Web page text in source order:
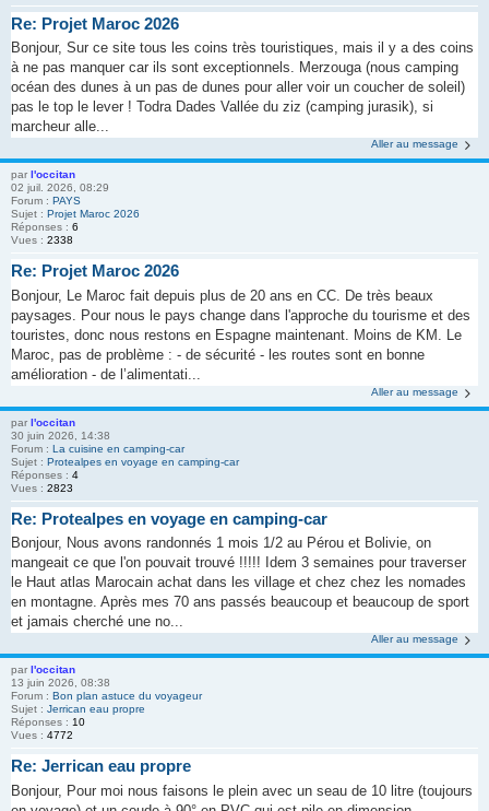
Re: Projet Maroc 2026
Bonjour, Sur ce site tous les coins très touristiques, mais il y a des coins
à ne pas manquer car ils sont exceptionnels. Merzouga (nous camping
océan des dunes à un pas de dunes pour aller voir un coucher de soleil)
pas le top le lever ! Todra Dades Vallée du ziz (camping jurasik), si
marcheur alle...
Aller au message
par l'occitan
02 juil. 2026, 08:29
Forum : PAYS
Sujet : Projet Maroc 2026
Réponses : 6
Vues : 2338
Re: Projet Maroc 2026
Bonjour, Le Maroc fait depuis plus de 20 ans en CC. De très beaux
paysages. Pour nous le pays change dans l'approche du tourisme et des
touristes, donc nous restons en Espagne maintenant. Moins de KM. Le
Maroc, pas de problème : - de sécurité - les routes sont en bonne
amélioration - de l’alimentati...
Aller au message
par l'occitan
30 juin 2026, 14:38
Forum : La cuisine en camping-car
Sujet : Protealpes en voyage en camping-car
Réponses : 4
Vues : 2823
Re: Protealpes en voyage en camping-car
Bonjour, Nous avons randonnés 1 mois 1/2 au Pérou et Bolivie, on
mangeait ce que l'on pouvait trouvé !!!!! Idem 3 semaines pour traverser
le Haut atlas Marocain achat dans les village et chez chez les nomades
en montagne. Après mes 70 ans passés beaucoup et beaucoup de sport
et jamais cherché une no...
Aller au message
par l'occitan
13 juin 2026, 08:38
Forum : Bon plan astuce du voyageur
Sujet : Jerrican eau propre
Réponses : 10
Vues : 4772
Re: Jerrican eau propre
Bonjour, Pour moi nous faisons le plein avec un seau de 10 litre (toujours